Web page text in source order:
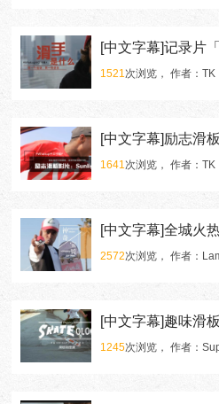
1521次浏览， 作者：
1641次浏览， 作者：
2572次浏览， 作者：
1245次浏览， 作者：